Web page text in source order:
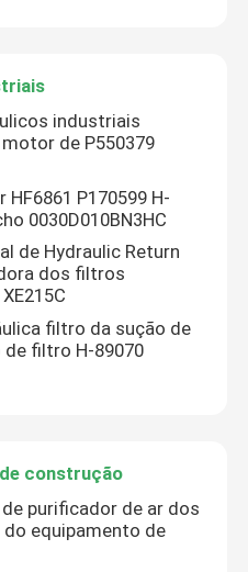
construção
industriais
de P550379
P170599 H-
0030D010BN3HC
de Hydraulic Return
dos filtros
filtro da sução de
filtro H-89070
construção
purificador de ar dos
do equipamento de